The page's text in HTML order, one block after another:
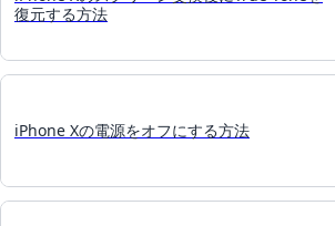
復元する方法
iPhone Xの電源をオフにする方法